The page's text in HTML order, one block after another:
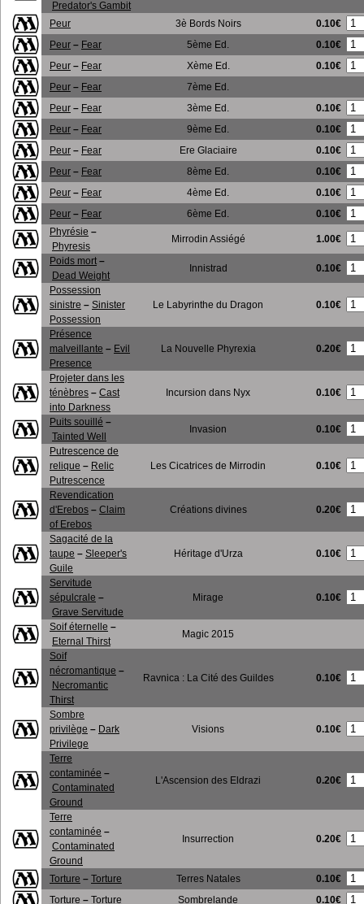
Predator's Gambit
Peur 3è Bords Noirs 0.10€
Peur – Fear 5ème Ed. 0.10€
Peur – Fear Xème Ed. 0.10€
Peur – Fear 7ème Ed.
Peur – Fear 3ème Ed. 0.10€
Peur – Fear 9ème Ed. 0.10€
Peur – Fear Ere Glaciaire 0.10€
Peur – Fear 8ème Ed. 0.10€
Peur – Fear 4ème Ed. 0.10€
Peur – Fear 6ème Ed.
0.10€
Phyrésie –
Phyresis
Mirrodin Assiégé 1.00€
Poids mort –
Dead Weight
Innistrad 0.10€
Possession
sinistre – Sinister
Possession
Le Labyrinthe du Dragon 0.10€
Présence
malveillante – Evil
Presence
La Nouvelle Phyrexia 0.20€
Projeter dans les
ténèbres – Cast
into Darkness
Incursion dans Nyx 0.10€
Puits souillé –
Tainted Well
Invasion 0.10€
Putrescence de
relique – Relic
Putrescence
Les Cicatrices de Mirrodin 0.10€
Revendication
d'Erebos – Claim
of Erebos
Créations divines 0.20€
Sagacité de la
taupe – Sleeper's
Guile
Héritage d'Urza 0.10€
Servitude
sépulcrale –
Grave Servitude
Mirage 0.10€
Soif éternelle –
Eternal Thirst
Magic 2015
Soif
nécromantique –
Necromantic
Thirst
Ravnica : La Cité des Guildes 0.10€
Sombre
privilège – Dark
Privilege
Visions 0.10€
Terre
contaminée –
Contaminated
Ground
L'Ascension des Eldrazi 0.20€
Terre
contaminée –
Contaminated
Ground
Insurrection 0.20€
Torture – Torture Terres Natales 0.10€
Torture – Torture Sombrelande 0.10€